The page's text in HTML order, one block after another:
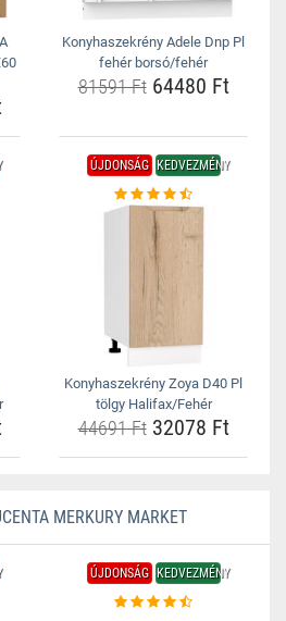
Konyhaszekrény Adele Dnp Pl
fehér borsó/fehér
81591 Ft64480 Ft
ÚJDONSÁG KEDVEZMÉNY
Konyhaszekrény Zoya D40 Pl
tölgy Halifax/Fehér
44691 Ft32078 Ft
MERKURY MARKET
ÚJDONSÁG KEDVEZMÉNY